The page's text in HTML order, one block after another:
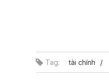
Tag: tài chính